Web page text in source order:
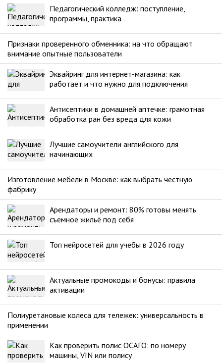
Педагогический колледж: поступление,
программы, практика
Признаки проверенного обменника: на что обращают
внимание опытные пользователи
Эквайринг для интернет-магазина: как
работает и что нужно для подключения
Антисептики в домашней аптечке: грамотная
обработка ран без вреда для кожи
Лучшие самоучители английского для
начинающих
Изготовление мебели в Москве: как выбрать честную
фабрику
Арендаторы и ремонт: 80% готовы менять
съемное жильё под себя
Топ нейросетей для учебы в 2026 году
Актуальные промокоды и бонусы: правила
активации
Полиуретановые колеса для тележек: универсальность в
применении
Как проверить полис ОСАГО: по номеру
машины, VIN или полису